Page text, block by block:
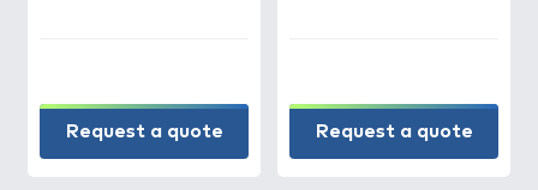
Request a quote Request a quote